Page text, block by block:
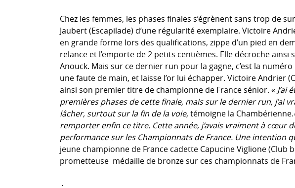
Chez les femmes, les phases finales s’égrènent sans trop de
Jaubert (Escapilade) d’une régularité exemplaire. Victoire
en grande forme lors des qualifications, zippe d’un pied en
relance et l’emporte de 2 petits centièmes. Elle décroche ainsi
Anouck. Mais sur ce dernier run pour la gagne, c’est la
une faute de main, et laisse l’or lui échapper. Victoire Andrier
ainsi son premier titre de championne de France sénior. « J’ai
premières phases de cette finale, mais sur le dernier run, j’ai
lâcher, surtout sur la fin de la voie,témoigne la Chambérienne.
remporter enfin ce titre. Cette année, j’avais vraiment à cœur
performance sur les Championnats de France. Une intention
jeune championne de France cadette Capucine Viglione (Club
prometteuse médaille de bronze sur ces championnats de